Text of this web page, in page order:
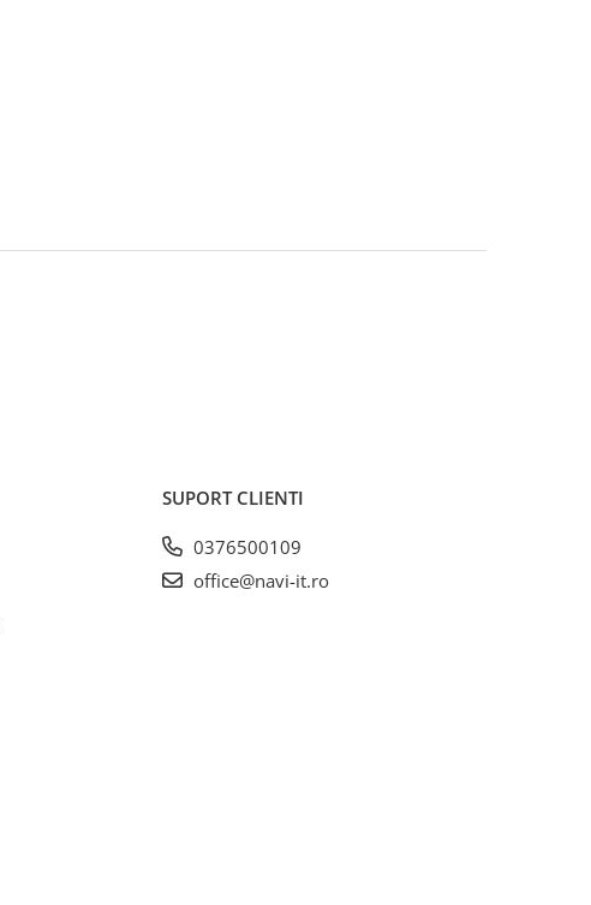
SUPORT CLIENTI
0376500109
office@navi-it.ro